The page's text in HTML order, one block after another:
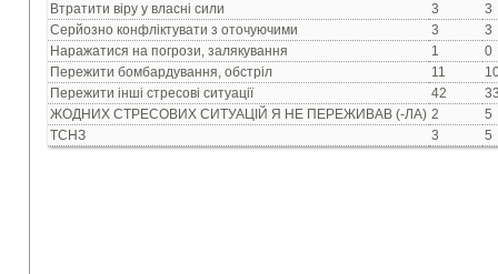
Втратити вiру у власнi сили
3
3
Серйозно конфлiктувати з оточуючими
3
3
Наражатися на погрози, залякування
1
0
Пережити бомбардування, обстріл
11
Пережити інші стресові ситуації
42
ЖОДНИХ СТРЕСОВИХ СИТУАЦIЙ Я НЕ ПЕРЕЖИВАВ (-ЛА) 2
5
ТСНЗ
3 5